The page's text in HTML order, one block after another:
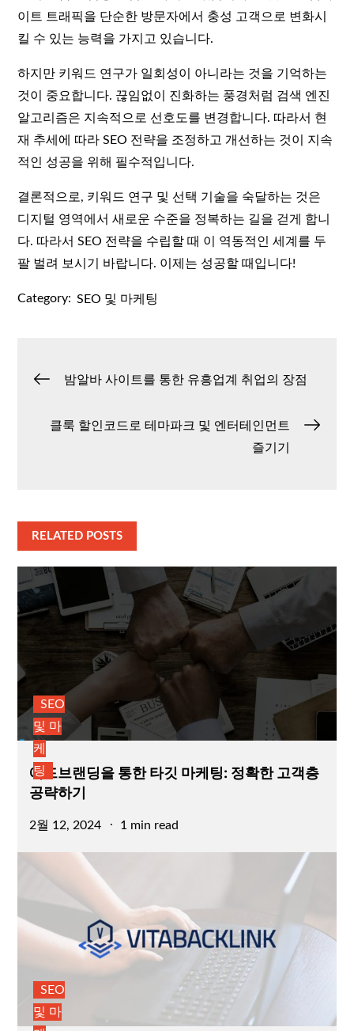
이트 트래픽을 단순한 방문자에서 충성 고객으로 변화시
킬 수 있는 능력을 가지고 있습니다.
하지만 키워드 연구가 일회성이 아니라는 것을 기억하는
것이 중요합니다. 끊임없이 진화하는 풍경처럼 검색 엔진
알고리즘은 지속적으로 선호도를 변경합니다. 따라서 현
재 추세에 따라 SEO 전략을 조정하고 개선하는 것이 지속
적인 성공을 위해 필수적입니다.
결론적으로, 키워드 연구 및 선택 기술을 숙달하는 것은
디지털 영역에서 새로운 수준을 정복하는 길을 걷게 합니
다. 따라서 SEO 전략을 수립할 때 이 역동적인 세계를 두
팔 벌려 보시기 바랍니다. 이제는 성공할 때입니다!
Category: SEO 및 마케팅
글
탐
밤알바 사이트를 통한 유흥업계 취업의 장점
클룩 할인코드로 테마파크 및 엔터테인먼트
즐기기
RELATED POSTS
SEO
및 마
케
팅
애드브랜딩을 통한 타깃 마케팅: 정확한 고객층
공략하기
Posted
2월 12, 2024 1 min read
SEO
및 마